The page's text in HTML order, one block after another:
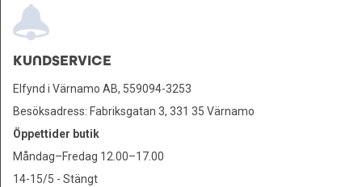
KUNDSERVICE
Elfynd i Värnamo AB, 559094-3253
Besöksadress: Fabriksgatan 3, 331 35 Värnamo
Öppettider butik
Måndag–Fredag 12.00–17.00
14-15/5 - Stängt